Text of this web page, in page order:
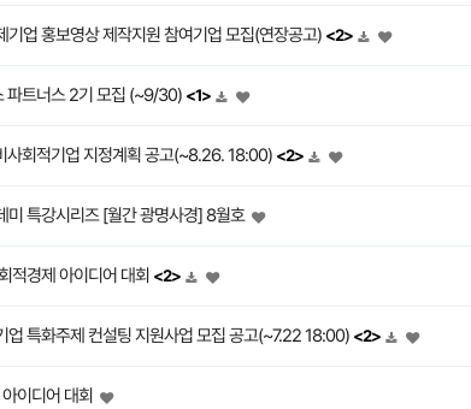
업 홍보영상 제작지원 참여기업 모집(연장공고) <2>
파트너스 2기 모집 (~9/30) <1>
회적기업 지정계획 공고(~8.26. 18:00) <2>
특강시리즈 [월간 광명사경] 8월호
적경제 아이디어 대회 <2>
특화주제 컨설팅 지원사업 모집 공고(~7.22 18:00) <2>
이디어 대회